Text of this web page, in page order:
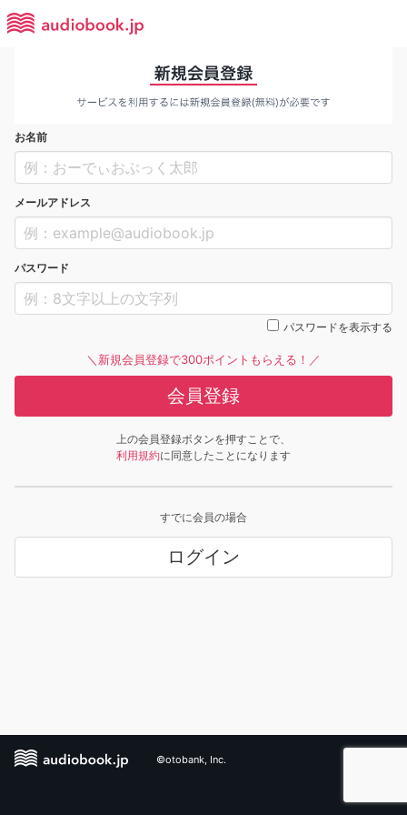
お名前
メールアドレス
パスワード
パスワードを表示する
＼新規会員登録で300ポイントもらえる！／
会員登録
上の会員登録ボタンを押すことで、
利用規約に同意したことになります
すでに会員の場合
ログイン
©otobank, Inc.